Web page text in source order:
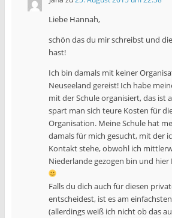
Liebe Hannah,
schön das du mir schreibst und
hast!
Ich bin damals mit keiner
Neuseeland gereist! Ich habe
mit der Schule organisiert, das ist
spart man sich teure Kosten für
Organisation. Meine Schule hat
damals für mich gesucht, mit der
Kontakt stehe, obwohl ich
Niederlande gezogen bin und
Falls du dich auch für diesen
entscheidest, ist es am
(allerdings weiß ich nicht ob das